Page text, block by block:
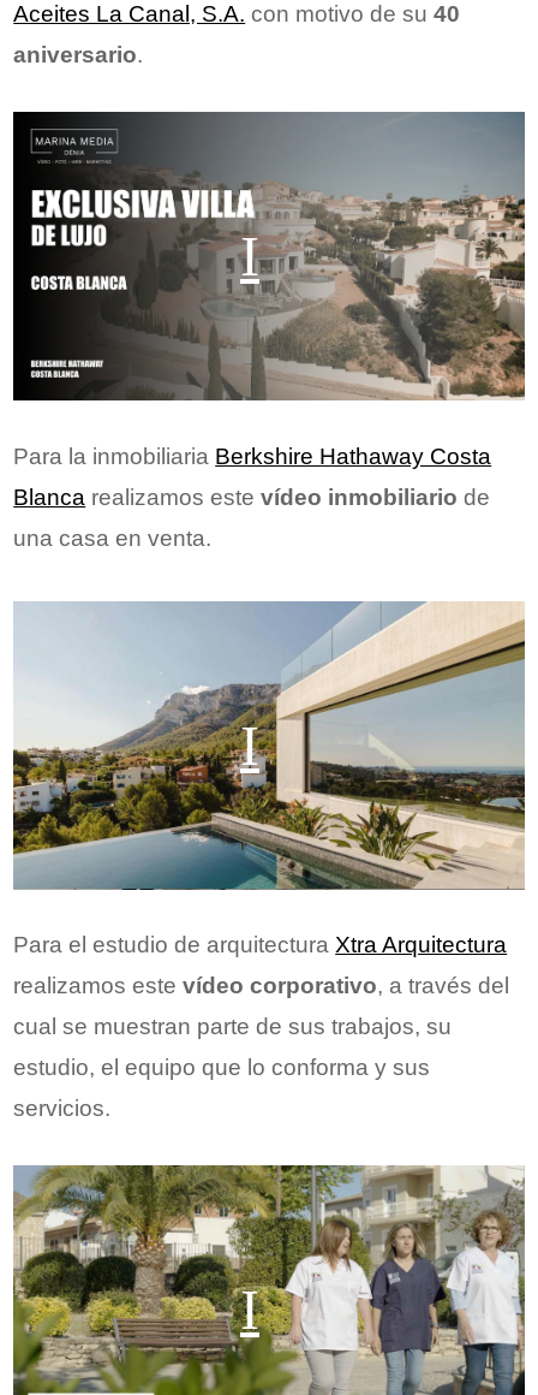
Aceites La Canal, S.A. con motivo de su40
aniversario.
Para la inmobiliaria Berkshire Hathaway Costa
Blanca realizamos estevídeo inmobiliario de
una casa en venta.
Para el estudio de arquitecturaXtra Arquitectura
realizamos estevídeo corporativo, a través del
cual se muestran parte de sus trabajos, su
estudio, el equipo que lo conforma y sus
servicios.